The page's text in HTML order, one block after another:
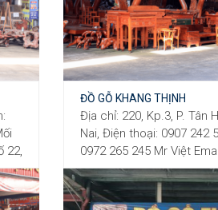
22,
ĐỒ GỖ KHANG THỊNH
Địa chỉ: 220, Kp.3, P. Tân
Nai, Điện thoại: 0907 242
0972 265 245 Mr Việt